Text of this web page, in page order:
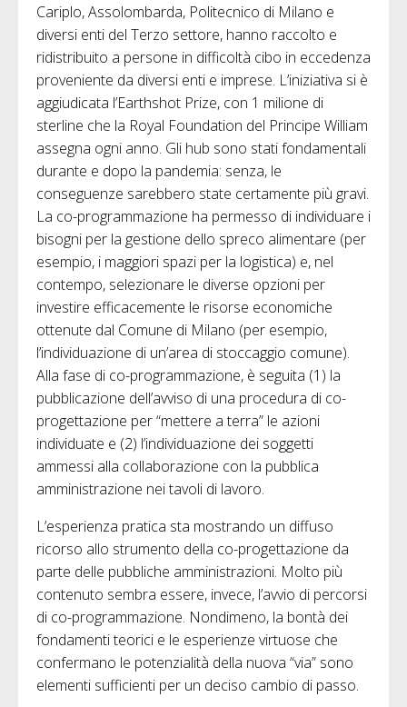
Cariplo, Assolombarda, Politecnico di Milano e
diversi enti del Terzo settore, hanno raccolto e
ridistribuito a persone in difficoltà cibo in eccedenza
proveniente da diversi enti e imprese. L’iniziativa si è
aggiudicata l’Earthshot Prize, con 1 milione di
sterline che la Royal Foundation del Principe William
assegna ogni anno. Gli hub sono stati fondamentali
durante e dopo la pandemia: senza, le
conseguenze sarebbero state certamente più gravi.
La co-programmazione ha permesso di individuare i
bisogni per la gestione dello spreco alimentare (per
esempio, i maggiori spazi per la logistica) e, nel
contempo, selezionare le diverse opzioni per
investire efficacemente le risorse economiche
ottenute dal Comune di Milano (per esempio,
l’individuazione di un’area di stoccaggio comune).
Alla fase di co-programmazione, è seguita (1) la
pubblicazione dell’avviso di una procedura di co-
progettazione per “mettere a terra” le azioni
individuate e (2) l’individuazione dei soggetti
ammessi alla collaborazione con la pubblica
amministrazione nei tavoli di lavoro.
L’esperienza pratica sta mostrando un diffuso
ricorso allo strumento della co-progettazione da
parte delle pubbliche amministrazioni. Molto più
contenuto sembra essere, invece, l’avvio di percorsi
di co-programmazione. Nondimeno, la bontà dei
fondamenti teorici e le esperienze virtuose che
confermano le potenzialità della nuova “via” sono
elementi sufficienti per un deciso cambio di passo.